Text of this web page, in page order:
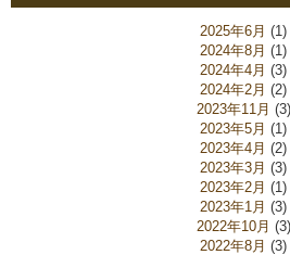
2025年6月 (1)
2024年8月 (1)
2024年4月 (3)
2024年2月 (2)
2023年11月 (3)
2023年5月 (1)
2023年4月 (2)
2023年3月 (3)
2023年2月 (1)
2023年1月 (3)
2022年10月 (3)
2022年8月 (3)